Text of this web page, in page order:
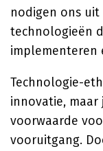
nodigen ons
technologieën
implementeren
Technologie-
innovatie, maar
voorwaarde
vooruitgang.